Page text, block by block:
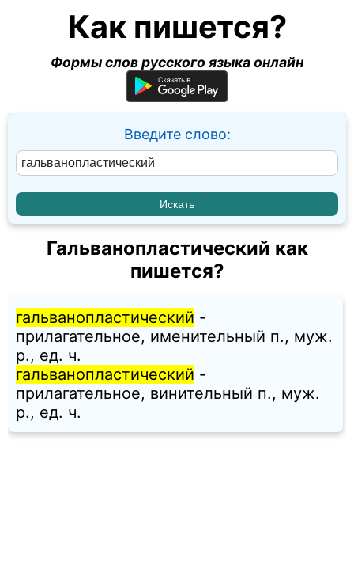
Как пишется?
Формы слов русского языка онлайн
Введите слово:
Гальванопластический как
пишется?
гальванопластический -
прилагательное, именительный п., муж.
p., ед. ч.
гальванопластический -
прилагательное, винительный п., муж.
p., ед. ч.